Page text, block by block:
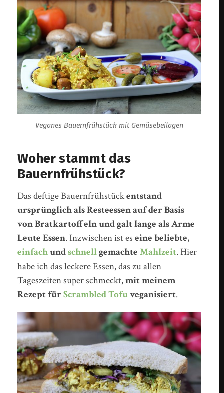
Veganes Bauernfrühstück mit Gemüsebeilagen
Woher stammt das
Bauernfrühstück?
Das deftige Bauernfrühstückentstand
ursprünglich als Resteessen auf der Basis
von Bratkartoffeln und galt lange als Arme
Leute Essen. Inzwischen ist eseine beliebte,
einfachundschnellgemachteMahlzeit. Hier
habe ich das leckere Essen, das zu allen
Tageszeiten super schmeckt,mit meinem
Rezept fürScrambled Tofuveganisiert.